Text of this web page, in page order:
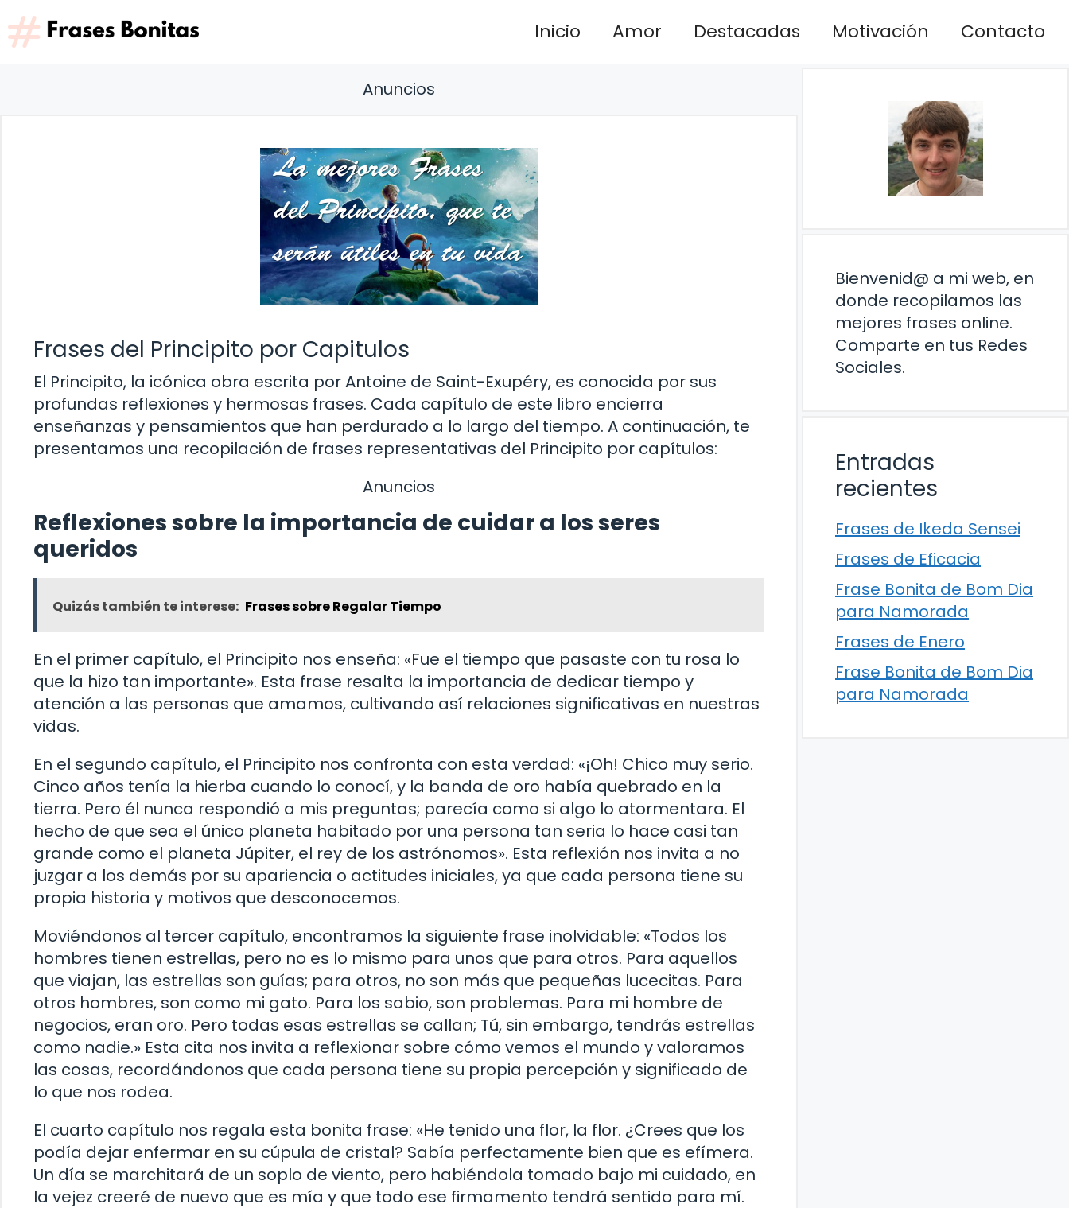
Saltar
al
contenido
Inicio Amor Destacadas Motivación Contacto
Anuncios
Frases del Principito por Capitulos
El Principito, la icónica obra escrita por Antoine de Saint-Exupéry, es conocida por sus
profundas reflexiones y hermosas frases. Cada capítulo de este libro encierra
enseñanzas y pensamientos que han perdurado a lo largo del tiempo. A continuación, te
presentamos una recopilación de frases representativas del Principito por capítulos:
Anuncios
Reflexiones sobre la importancia de cuidar a los seres
queridos
Quizás también te interese: Frases sobre Regalar Tiempo
En el primer capítulo, el Principito nos enseña: «Fue el tiempo que pasaste con tu rosa lo
que la hizo tan importante». Esta frase resalta la importancia de dedicar tiempo y
atención a las personas que amamos, cultivando así relaciones significativas en nuestras
vidas.
En el segundo capítulo, el Principito nos confronta con esta verdad: «¡Oh! Chico muy serio.
Cinco años tenía la hierba cuando lo conocí, y la banda de oro había quebrado en la
tierra. Pero él nunca respondió a mis preguntas; parecía como si algo lo atormentara. El
hecho de que sea el único planeta habitado por una persona tan seria lo hace casi tan
grande como el planeta Júpiter, el rey de los astrónomos». Esta reflexión nos invita a no
juzgar a los demás por su apariencia o actitudes iniciales, ya que cada persona tiene su
propia historia y motivos que desconocemos.
Moviéndonos al tercer capítulo, encontramos la siguiente frase inolvidable: «Todos los
hombres tienen estrellas, pero no es lo mismo para unos que para otros. Para aquellos
que viajan, las estrellas son guías; para otros, no son más que pequeñas lucecitas. Para
otros hombres, son como mi gato. Para los sabio, son problemas. Para mi hombre de
negocios, eran oro. Pero todas esas estrellas se callan; Tú, sin embargo, tendrás estrellas
como nadie.» Esta cita nos invita a reflexionar sobre cómo vemos el mundo y valoramos
las cosas, recordándonos que cada persona tiene su propia percepción y significado de
lo que nos rodea.
El cuarto capítulo nos regala esta bonita frase: «He tenido una flor, la flor. ¿Crees que los
podía dejar enfermar en su cúpula de cristal? Sabía perfectamente bien que es efímera.
Un día se marchitará de un soplo de viento, pero habiéndola tomado bajo mi cuidado, en
la vejez creeré de nuevo que es mía y que todo ese firmamento tendrá sentido para mí.
Bienvenid@ a mi web, en
donde recopilamos las
mejores frases online.
Comparte en tus Redes
Sociales.
Entradas
recientes
Frases de Ikeda Sensei
Frases de Eficacia
Frase Bonita de Bom Dia
para Namorada
Frases de Enero
Frase Bonita de Bom Dia
para Namorada